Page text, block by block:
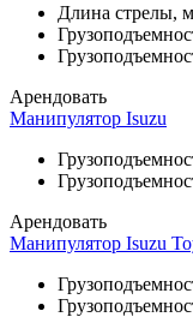
Длина стрелы, м
Арендовать
Манипулятор Isuzu
Арендовать
Манипулятор Isuzu